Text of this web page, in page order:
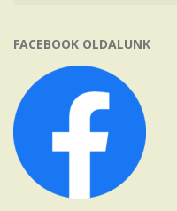
FACEBOOK OLDALUNK